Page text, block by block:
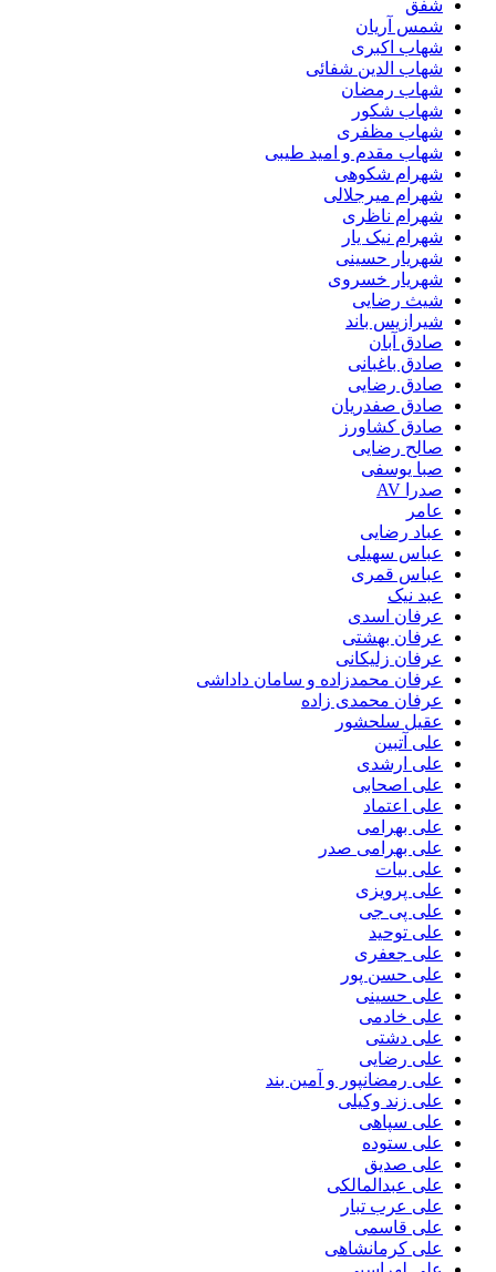
شفق
شمس آریان
شهاب اکبری
شهاب الدین شفائی
شهاب رمضان
شهاب شکور
شهاب مظفری
شهاب مقدم و امید طیبی
شهرام شکوهی
شهرام میرجلالی
شهرام ناظری
شهرام نیک یار
شهریار حسینی
شهریار خسروی
شیث رضایی
شیرازیس باند
صادق آبان
صادق باغبانی
صادق رضایی
صادق صفدریان
صادق کشاورز
صالح رضایی
صبا یوسفی
صدرا AV
عامر
عباد رضایی
عباس سهیلی
عباس قمری
عبد نیک
عرفان اسدی
عرفان بهشتی
عرفان زلیکانی
عرفان محمدزاده و سامان داداشی
عرفان محمدی زاده
عقیل سلحشور
علی آتبین
علی ارشدی
علی اصحابی
علی اعتماد
علی بهرامی
علی بهرامی صدر
علی بیات
علی پرویزی
علی پی جی
علی توحید
علی جعفری
علی حسن پور
علی حسینی
علی خادمی
علی دشتی
علی رضایی
علی رمضانپور و آمین بند
علی زند وکیلی
علی سپاهی
علی ستوده
علی صدیق
علی عبدالمالکی
علی عرب تبار
علی قاسمی
علی کرمانشاهی